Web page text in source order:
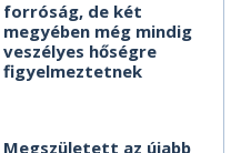
forróság, de két
megyében még mindig
veszélyes hőségre
figyelmeztetnek
Megszületett az újabb